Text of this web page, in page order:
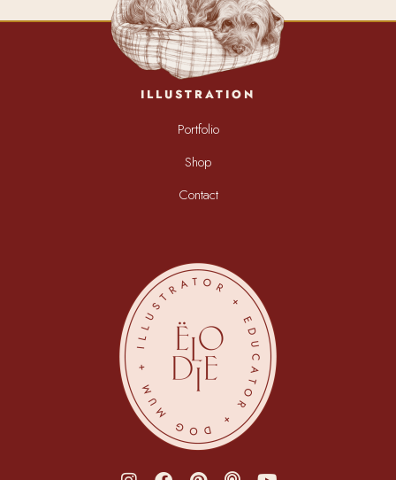
ILLUSTRATION
Portfolio
Shop
Contact